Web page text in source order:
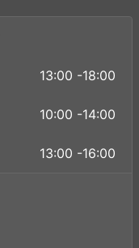
13:00 -18:00
10:00 -14:00
13:00 -16:00